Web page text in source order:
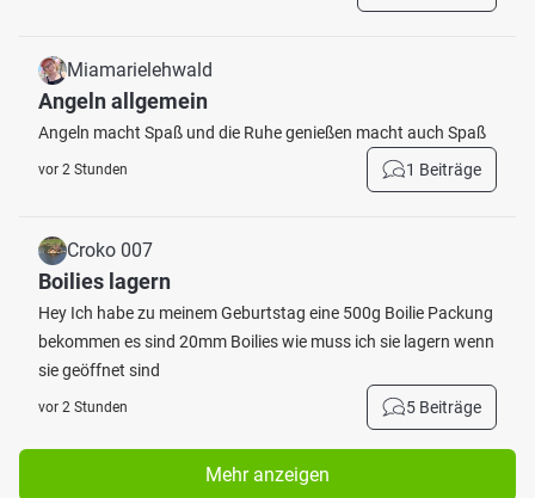
Miamarielehwald
Angeln allgemein
Angeln macht Spaß und die Ruhe genießen macht auch Spaß
vor 2 Stunden 1 Beiträge
Croko 007
Boilies lagern
Hey Ich habe zu meinem Geburtstag eine 500g Boilie Packung
bekommen es sind 20mm Boilies wie muss ich sie lagern wenn
sie geöffnet sind
vor 2 Stunden 5 Beiträge
Mehr anzeigen